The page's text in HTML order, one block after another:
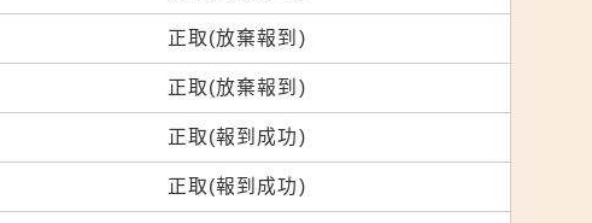
正取(放棄報到)
正取(放棄報到)
正取(報到成功)
正取(報到成功)